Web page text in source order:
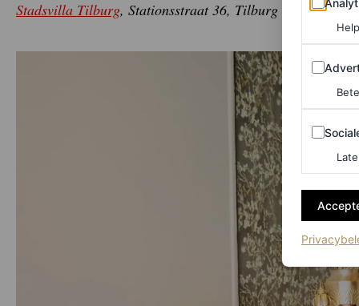
Stadsvilla Tilburg, Stationsstraat 36, Tilburg
Sociale